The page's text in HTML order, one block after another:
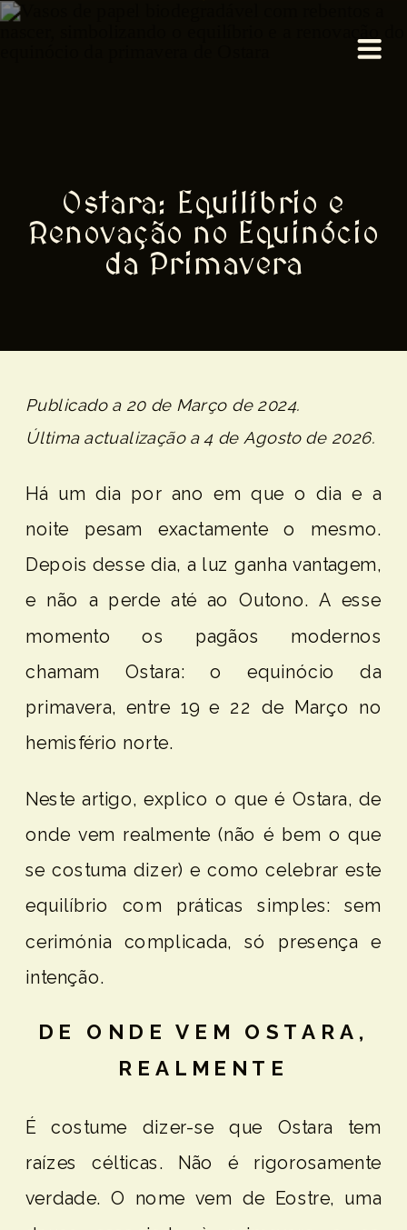
Ostara: Equilíbrio e
Renovação no Equinócio
da Primavera
Publicado a 20 de Março de 2024.
Última actualização a 4 de Agosto de 2026.
Há um dia por ano em que o dia e a
noite pesam exactamente o mesmo.
Depois desse dia, a luz ganha vantagem,
e não a perde até ao Outono. A esse
momento os pagãos modernos
chamam Ostara: o equinócio da
primavera, entre 19 e 22 de Março no
hemisfério norte.
Neste artigo, explico o que é Ostara, de
onde vem realmente (não é bem o que
se costuma dizer) e como celebrar este
equilíbrio com práticas simples: sem
cerimónia complicada, só presença e
intenção.
DE ONDE VEM OSTARA,
REALMENTE
É costume dizer-se que Ostara tem
raízes célticas. Não é rigorosamente
verdade. O nome vem de Eostre, uma